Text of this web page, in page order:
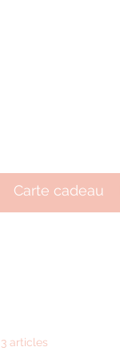
Carte cadeau
3 articles